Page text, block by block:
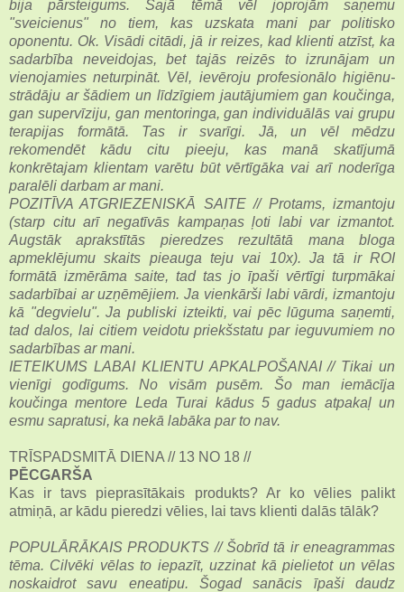
bija pārsteigums. Šajā tēmā vēl joprojām saņemu
"sveicienus" no tiem, kas uzskata mani par politisko
oponentu. Ok. Visādi citādi, jā ir reizes, kad klienti atzīst, ka
sadarbība neveidojas, bet tajās reizēs to izrunājam un
vienojamies neturpināt. Vēl, ievēroju profesionālo higiēnu-
strādāju ar šādiem un līdzīgiem jautājumiem gan koučinga,
gan supervīziju, gan mentoringa, gan individuālās vai grupu
terapijas formātā. Tas ir svarīgi. Jā, un vēl mēdzu
rekomendēt kādu citu pieeju, kas manā skatījumā
konkrētajam klientam varētu būt vērtīgāka vai arī noderīga
paralēli darbam ar mani.
POZITĪVA ATGRIEZENISKĀ SAITE // Protams, izmantoju
(starp citu arī negatīvās kampaņas ļoti labi var izmantot.
Augstāk aprakstītās pieredzes rezultātā mana bloga
apmeklējumu skaits pieauga teju vai 10x). Ja tā ir ROI
formātā izmērāma saite, tad tas jo īpaši vērtīgi turpmākai
sadarbībai ar uzņēmējiem. Ja vienkārši labi vārdi, izmantoju
kā "degvielu". Ja publiski izteikti, vai pēc lūguma saņemti,
tad dalos, lai citiem veidotu priekšstatu par ieguvumiem no
sadarbības ar mani.
IETEIKUMS LABAI KLIENTU APKALPOŠANAI // Tikai un
vienīgi godīgums. No visām pusēm. Šo man iemācīja
koučinga mentore Leda Turai kādus 5 gadus atpakaļ un
esmu sapratusi, ka nekā labāka par to nav.
TRĪSPADSMITĀ DIENA // 13 NO 18 //
PĒCGARŠA
Kas ir tavs pieprasītākais produkts? Ar ko vēlies palikt
atmiņā, ar kādu pieredzi vēlies, lai tavs klienti dalās tālāk?
POPULĀRĀKAIS PRODUKTS // Šobrīd tā ir eneagrammas
tēma. Cilvēki vēlas to iepazīt, uzzinat kā pielietot un vēlas
noskaidrot savu eneatipu. Šogad sanācis īpaši daudz